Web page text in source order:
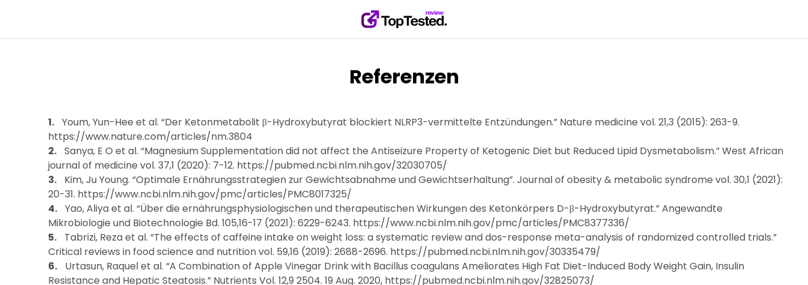
Referenzen
Youm, Yun-Hee et al. “Der Ketonmetabolit β-Hydroxybutyrat blockiert NLRP3-vermittelte Entzündungen.” Nature medicine vol. 21,3 (2015): 263-9.
https://www.nature.com/articles/nm.3804
Sanya, E O et al. “Magnesium Supplementation did not affect the Antiseizure Property of Ketogenic Diet but Reduced Lipid Dysmetabolism.” West African
journal of medicine vol. 37,1 (2020): 7-12. https://pubmed.ncbi.nlm.nih.gov/32030705/
Kim, Ju Young. “Optimale Ernährungsstrategien zur Gewichtsabnahme und Gewichtserhaltung”. Journal of obesity & metabolic syndrome vol. 30,1 (2021):
20-31. https://www.ncbi.nlm.nih.gov/pmc/articles/PMC8017325/
Yao, Aliya et al. “Über die ernährungsphysiologischen und therapeutischen Wirkungen des Ketonkörpers D-β-Hydroxybutyrat.” Angewandte
Mikrobiologie und Biotechnologie Bd. 105,16-17 (2021): 6229-6243. https://www.ncbi.nlm.nih.gov/pmc/articles/PMC8377336/
Tabrizi, Reza et al. “The effects of caffeine intake on weight loss: a systematic review and dos-response meta-analysis of randomized controlled trials.”
Critical reviews in food science and nutrition vol. 59,16 (2019): 2688-2696. https://pubmed.ncbi.nlm.nih.gov/30335479/
Urtasun, Raquel et al. “A Combination of Apple Vinegar Drink with Bacillus coagulans Ameliorates High Fat Diet-Induced Body Weight Gain, Insulin
Resistance and Hepatic Steatosis.” Nutrients Vol. 12,9 2504. 19 Aug. 2020, https://pubmed.ncbi.nlm.nih.gov/32825073/